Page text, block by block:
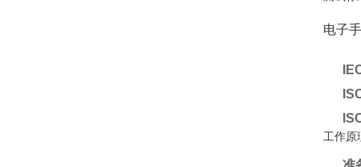
电子
工作原